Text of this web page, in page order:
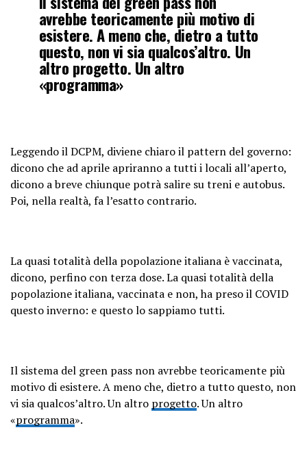
avrebbe teoricamente più motivo di
esistere. A meno che, dietro a tutto
questo, non vi sia qualcos’altro. Un
altro progetto. Un altro
«programma»
Leggendo il DCPM, diviene chiaro il pattern del governo:
dicono che ad aprile apriranno a tutti i locali all’aperto,
dicono a breve chiunque potrà salire su treni e autobus.
Poi, nella realtà, fa l’esatto contrario.
La quasi totalità della popolazione italiana è vaccinata,
dicono, perfino con terza dose. La quasi totalità della
popolazione italiana, vaccinata e non, ha preso il COVID
questo inverno: e questo lo sappiamo tutti.
Il sistema del green pass non avrebbe teoricamente più
motivo di esistere. A meno che, dietro a tutto questo, non
vi sia qualcos’altro. Un altro progetto. Un altro
«programma».